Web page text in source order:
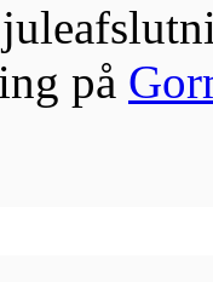
på